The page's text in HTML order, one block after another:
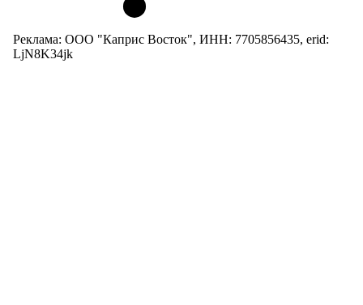
Реклама: ООО "Каприс Восток", ИНН: 7705856435, erid:
LjN8K34jk